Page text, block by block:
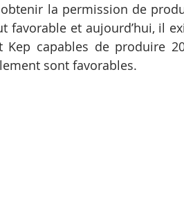
la permission de
favorable et aujourd’hui, il
capables de produire
sont favorables.